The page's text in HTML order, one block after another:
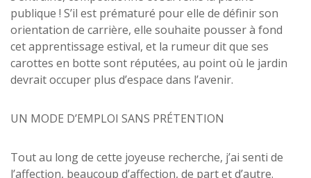
publique ! S’il est prématuré pour elle de définir son
orientation de carrière, elle souhaite pousser à fond
cet apprentissage estival, et la rumeur dit que ses
carottes en botte sont réputées, au point où le jardin
devrait occuper plus d’espace dans l’avenir.
UN MODE D’EMPLOI SANS PRÉTENTION
Tout au long de cette joyeuse recherche, j’ai senti de
l’affection, beaucoup d’affection, de part et d’autre.